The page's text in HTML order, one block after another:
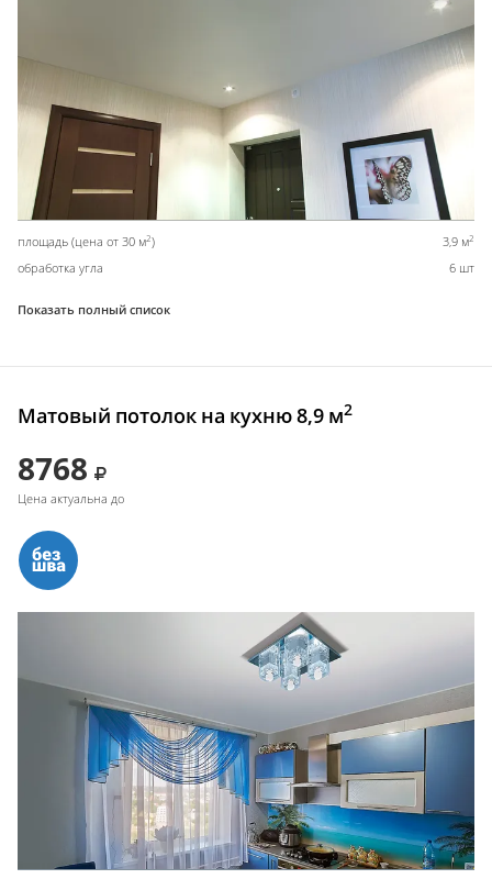
площадь (цена от 30 м2) 3,9 м2
обработка угла 6 шт
Показать полный список
Матовый потолок на кухню 8,9 м2
8768
Цена актуальна до